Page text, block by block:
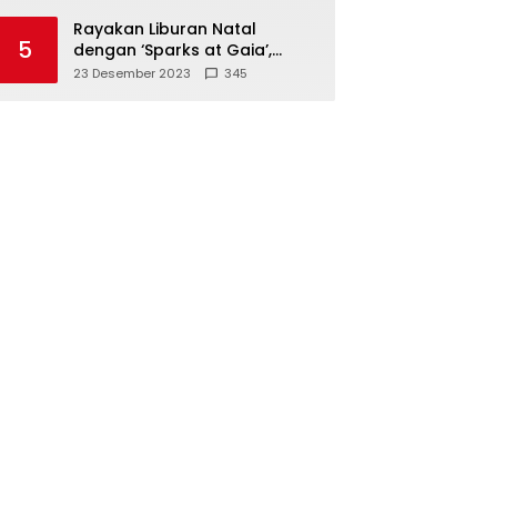
5
Rayakan Liburan Natal
dengan ‘Sparks at Gaia’,
Sajikan Tempat Foto Estetik
23 Desember 2023 345